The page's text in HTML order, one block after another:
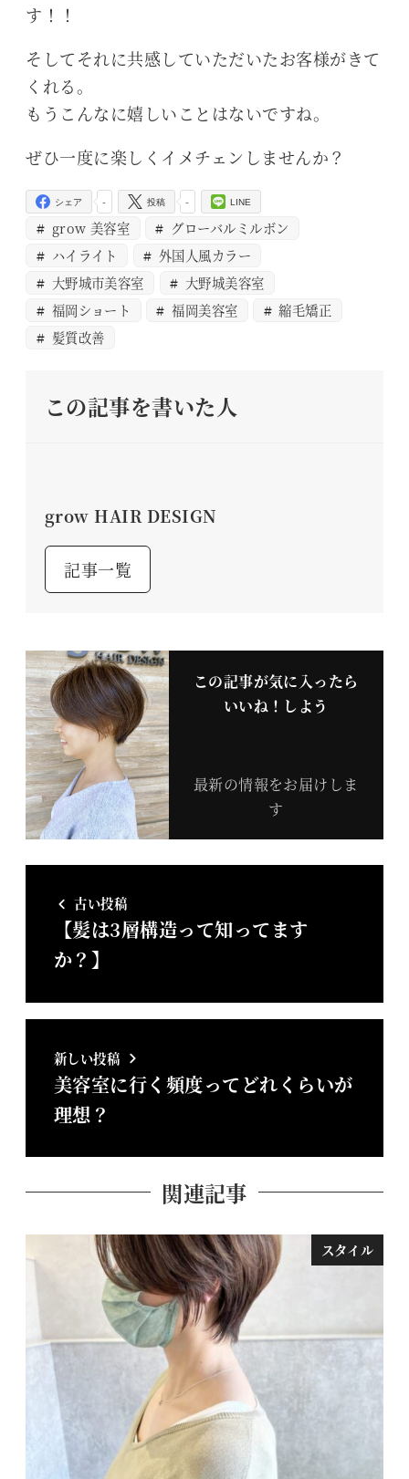
す！！
そしてそれに共感していただいたお客様がきて
くれる。
もうこんなに嬉しいことはないですね。
ぜひ一度に楽しくイメチェンしませんか？
-
シェア -
投稿 LINE
grow 美容室
グローバルミルボン
ハイライト
外国人風カラー
大野城市美容室
大野城美容室
福岡ショート
福岡美容室
縮毛矯正
髪質改善
この記事を書いた人
grow HAIR DESIGN
記事一覧
この記事が気に入ったら
いいね！しよう
最新の情報をお届けしま
す
古い投稿
【髪は3層構造って知ってます
か？】
新しい投稿
美容室に行く頻度ってどれくらいが
理想？
関連記事
スタイル